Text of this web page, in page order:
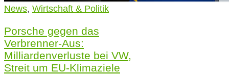
News, Wirtschaft & Politik
Porsche gegen das
Verbrenner-Aus:
Milliardenverluste bei VW,
Streit um EU-Klimaziele